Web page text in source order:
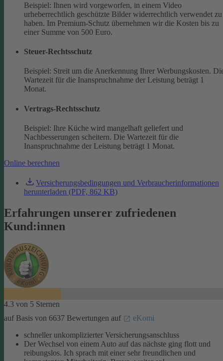
Beispiel: Ihnen wird vorgeworfen, in einem Video
urheberrechtlich geschützte Bilder widerrechtlich verwendet zu
haben. Im Premium-Schutz übernehmen wir die Kosten bis zu
einer Summe von 500 Euro.
Steuer-Rechtsschutz
Beispiel: Streit um die Anerkennung Ihrer Werbungskosten.
Wartezeit für die Inanspruchnahme der Leistung beträgt 1
Monat.
Vertrags-Rechtsschutz
Beispiel: Ihre Küche wird mangelhaft geliefert und
Nachbesserungen scheitern. Die Wartezeit für die
Inanspruchnahme der Leistung beträgt 1 Monat.
Online berechnen
Versicherungsbedingungen und Verbraucherinformationen
herunterladen (PDF, 862 KB)
Erfahrungen unserer zufriedenen
Kund:innen
4.3 von 5 Sternen
auf Basis von 6637 Bewertungen auf
eKomi
schneller unkomplizierter Versicherungsanschluss
Der Wechsel von einem Auto auf das nächste ging flott und
reibungslos. Ich sprach mit einer sehr freundlichen und